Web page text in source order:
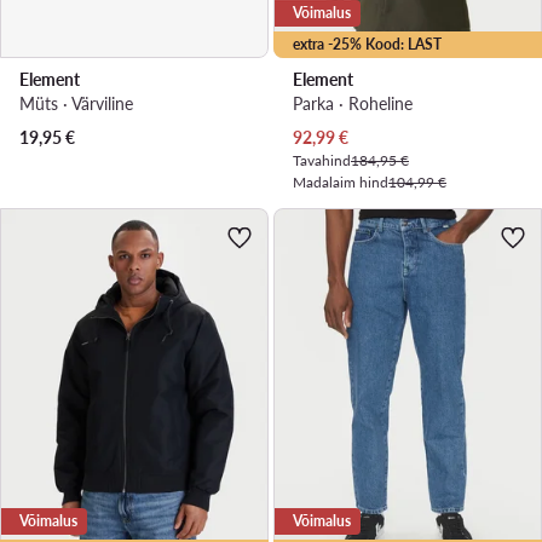
Element
Müts · Värviline
19,95€
extra -25% Kood: LAST
Võimalus
Element
Parka · Roheline
Praegune hind
92,99€
Tavahind184,95 €
Madalaim hind104,99 €
Võimalus Võimalus